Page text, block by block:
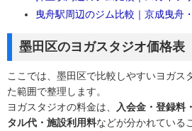
曳舟駅周辺のジム比較｜京成曳舟
墨田区のヨガスタジオ価格表
ここでは、墨田区で比較しやすいヨガス
た範囲で整理します。
ヨガスタジオの料金は、
入会金・登録料
タル代・施設利用料などが分かれている